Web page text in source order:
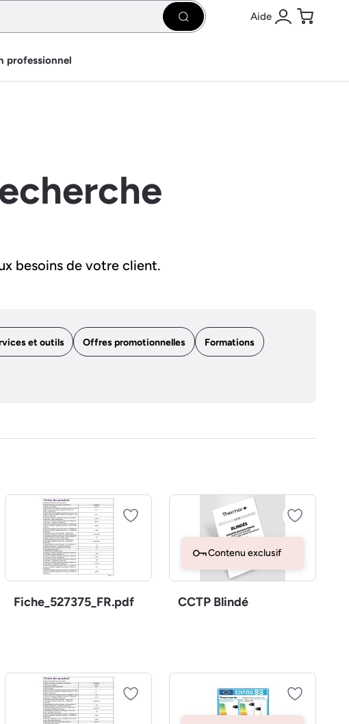
Rechercher Aide
Se connecter
Panier
professionnel
besoins de votre client.
et outils Offres promotionnelles Formations
Fiche_527375_FR.pdf
Contenu exclusif
CCTP Blindé